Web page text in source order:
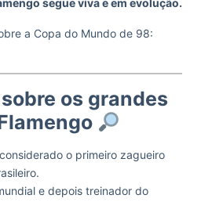
segue viva e em evolução.
a Copa do Mundo de 98:
os grandes
o primeiro zagueiro
e depois treinador do